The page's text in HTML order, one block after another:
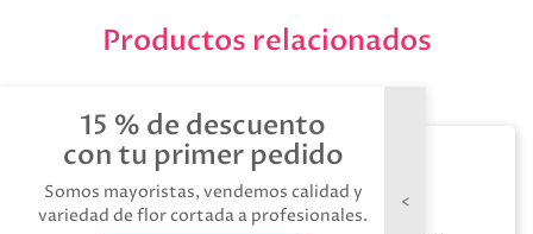
15 % de descuento
con tu primer pedido
Somos mayoristas, vendemos calidad y
variedad de flor cortada a profesionales.
Productos relacionados
Bobina decofibra
70cm*25m rosa